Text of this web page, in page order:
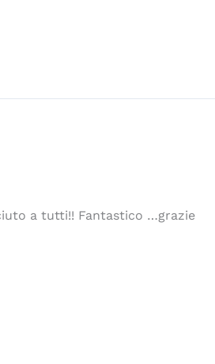
a tutti!! Fantastico …grazie